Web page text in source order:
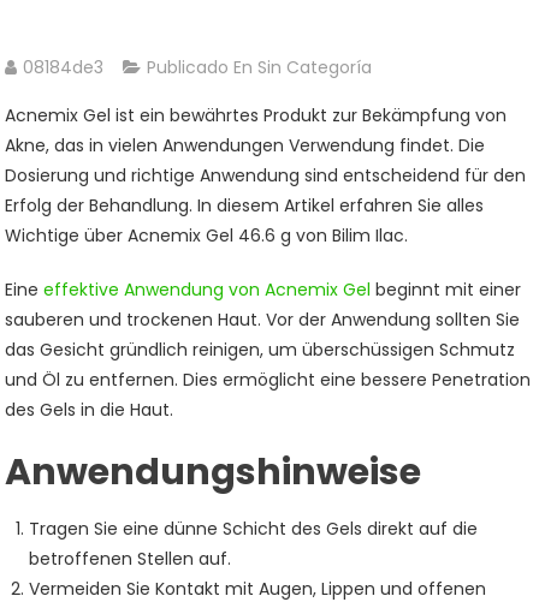
08184de3
Publicado En Sin Categoría
Acnemix Gel ist ein bewährtes Produkt zur Bekämpfung von
Akne, das in vielen Anwendungen Verwendung findet. Die
Dosierung und richtige Anwendung sind entscheidend für den
Erfolg der Behandlung. In diesem Artikel erfahren Sie alles
Wichtige über Acnemix Gel 46.6 g von Bilim Ilac.
Eineeffektive Anwendung von Acnemix Gel beginnt mit einer
sauberen und trockenen Haut. Vor der Anwendung sollten Sie
das Gesicht gründlich reinigen, um überschüssigen Schmutz
und Öl zu entfernen. Dies ermöglicht eine bessere Penetration
des Gels in die Haut.
Anwendungshinweise
Tragen Sie eine dünne Schicht des Gels direkt auf die
betroffenen Stellen auf.
Vermeiden Sie Kontakt mit Augen, Lippen und offenen